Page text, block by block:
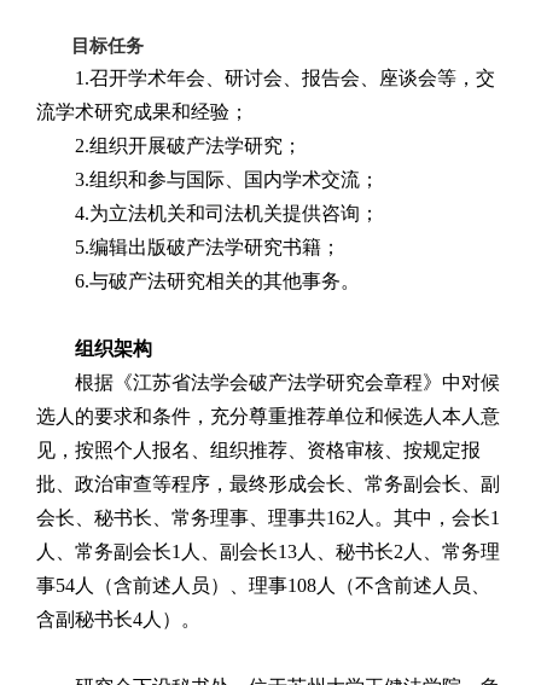
目标任务
1.召开学术年会、研讨会、报告会、座谈会等，交
流学术研究成果和经验；
2.组织开展破产法学研究；
3.组织和参与国际、国内学术交流；
4.为立法机关和司法机关提供咨询；
5.编辑出版破产法学研究书籍；
6.与破产法研究相关的其他事务。
组织架构
根据《江苏省法学会破产法学研究会章程》中对候
选人的要求和条件，充分尊重推荐单位和候选人本人意
见，按照个人报名、组织推荐、资格审核、按规定报
批、政治审查等程序，最终形成会长、 常务副会长、 副
会长、秘书长、常务理事、理事共162人 。 其中，会长1
人、常务副会长1人、副会长13人、秘书长2人、常务理
事54人（含前述人员）、理事108人（不含前述人员、
含副秘书长4人）。